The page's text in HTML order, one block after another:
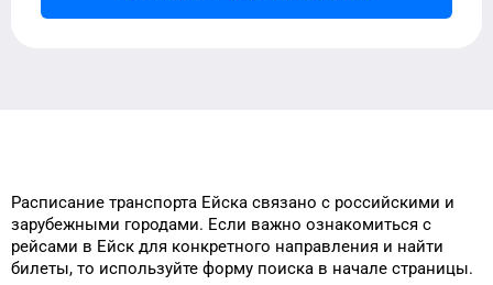
Расписание транспорта Ейска связано с российскими и
зарубежными городами. Если важно ознакомиться с
рейсами в Ейск для конкретного направления и найти
билеты, то используйте форму поиска в начале страницы.